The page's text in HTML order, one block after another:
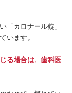
「カロナール錠」
います。
る場合は、歯科医